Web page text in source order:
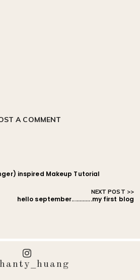
A COMMENT
inspired Makeup Tutorial
hello september.............my first blog